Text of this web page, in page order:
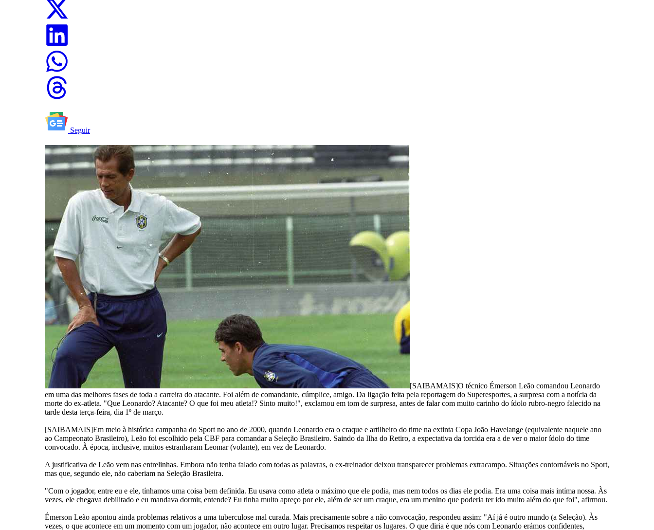
Seguir
[SAIBAMAIS]O técnico Émerson Leão comandou Leonardo
em uma das melhores fases de toda a carreira do atacante. Foi além de comandante, cúmplice, amigo. Da ligação feita pela reportagem do Superesportes, a surpresa com a notícia da
morte do ex-atleta. "Que Leonardo? Atacante? O que foi meu atleta!? Sinto muito!", exclamou em tom de surpresa, antes de falar com muito carinho do ídolo rubro-negro falecido na
tarde desta terça-feira, dia 1º de março.
[SAIBAMAIS]Em meio à histórica campanha do Sport no ano de 2000, quando Leonardo era o craque e artilheiro do time na extinta Copa João Havelange (equivalente naquele ano
ao Campeonato Brasileiro), Leão foi escolhido pela CBF para comandar a Seleção Brasileiro. Saindo da Ilha do Retiro, a expectativa da torcida era a de ver o maior ídolo do time
convocado. À época, inclusive, muitos estranharam Leomar (volante), em vez de Leonardo.
A justificativa de Leão vem nas entrelinhas. Embora não tenha falado com todas as palavras, o ex-treinador deixou transparecer problemas extracampo. Situações contornáveis no Sport,
mas que, segundo ele, não caberiam na Seleção Brasileira.
"Com o jogador, entre eu e ele, tínhamos uma coisa bem definida. Eu usava como atleta o máximo que ele podia, mas nem todos os dias ele podia. Era uma coisa mais intíma nossa. Às
vezes, ele chegava debilitado e eu mandava dormir, entende? Eu tinha muito apreço por ele, além de ser um craque, era um menino que poderia ter ido muito além do que foi", afirmou.
Émerson Leão apontou ainda problemas relativos a uma tuberculose mal curada. Mais precisamente sobre a não convocação, respondeu assim: "Aí já é outro mundo (a Seleção). Às
vezes, o que acontece em um momento com um jogador, não acontece em outro lugar. Precisamos respeitar os lugares. O que diria é que nós com Leonardo erámos confidentes,